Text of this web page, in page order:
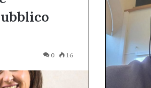
0 16
bilancio
il
valore